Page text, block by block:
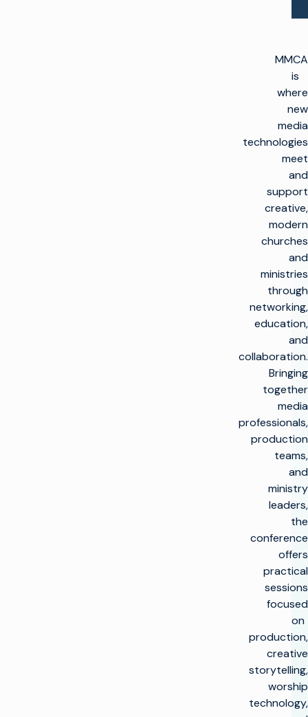
MMCA
is
where
new
media
technologies
meet
and
support
creative,
modern
churches
and
ministries
through
networking,
education,
and
collaboration.
Bringing
together
media
professionals,
production
teams,
and
ministry
leaders,
the
conference
offers
practical
sessions
focused
on
production,
creative
storytelling,
worship
technology,